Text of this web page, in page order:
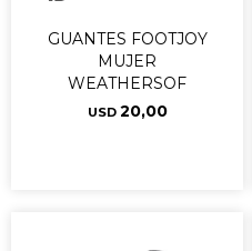
GUANTES FOOTJOY
MUJER
WEATHERSOF
USD 20,00